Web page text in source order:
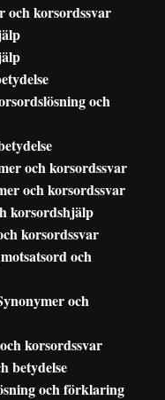
och korsordssvar
och
och korsordssvar
och korsordssvar
korsordshjälp
korsordssvar
och
och
korsordssvar
betydelse
och förklaring